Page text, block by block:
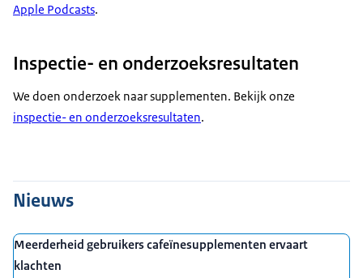
Apple Podcasts.
Inspectie- en onderzoeksresultaten
We doen onderzoek naar supplementen. Bekijk onze
inspectie- en onderzoeksresultaten.
Nieuws
Meerderheid gebruikers cafeïnesupplementen ervaart
klachten